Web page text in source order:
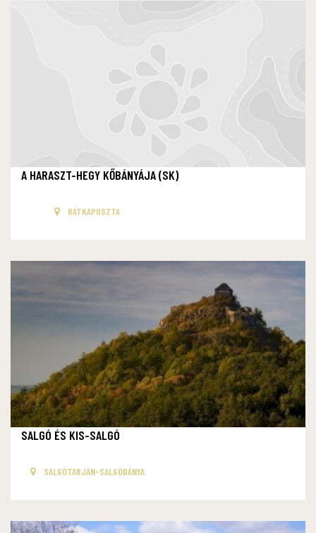
A HARASZT-HEGY KŐBÁNYÁJA (SK)
RÁTKAPUSZTA
SALGÓ ÉS KIS-SALGÓ
SALGÓTARJÁN-SALGÓBÁNYA